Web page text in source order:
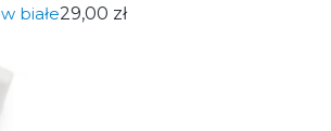
białe29,00 zł